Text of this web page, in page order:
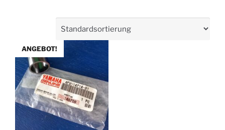
ANGEBOT!